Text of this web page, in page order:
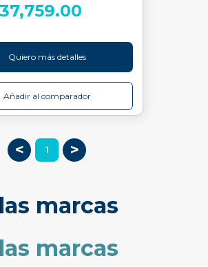
Quiero más detalles
Añadir al comparador
< 1 >
marcas
las marcas